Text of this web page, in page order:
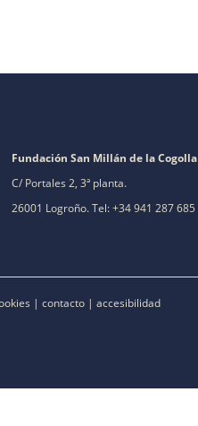
Fundación San Millán de la Cogolla
C/ Portales 2, 3ª planta.
26001 Logroño. Tel: +34 941 287 685
|contacto |accesibilidad